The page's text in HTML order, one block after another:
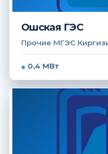
Ошская ГЭС
Прочие МГЭС
0,4 МВт